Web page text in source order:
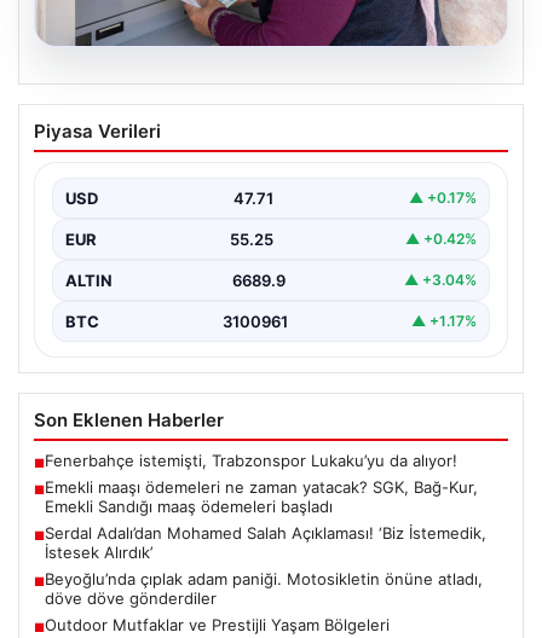
Emekli maaşı ödemeleri ne zaman
yatacak? SGK, Bağ-Kur, Emekli Sandığı
Piyasa Verileri
USD 47.71 ▲ +0.17%
EUR 55.25 ▲ +0.42%
ALTIN 6689.9 ▲ +3.04%
BTC 3100961 ▲ +1.17%
Son Eklenen Haberler
■Fenerbahçe istemişti, Trabzonspor Lukaku’yu da alıyor!
■Emekli maaşı ödemeleri ne zaman yatacak? SGK, Bağ-Kur,
Emekli Sandığı maaş ödemeleri başladı
■Serdal Adalı’dan Mohamed Salah Açıklaması! ‘Biz İstemedik,
İstesek Alırdık’
■Beyoğlu’nda çıplak adam paniği. Motosikletin önüne atladı,
döve döve gönderdiler
■Outdoor Mutfaklar ve Prestijli Yaşam Bölgeleri